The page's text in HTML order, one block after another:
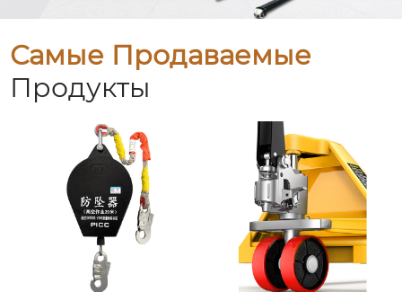
Самые Продаваемые
Продукты